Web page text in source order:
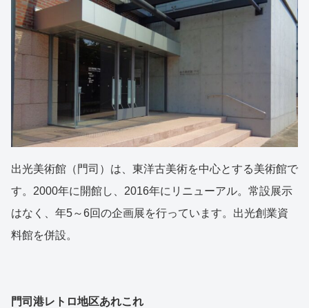
出光美術館（門司）は、東洋古美術を中心とする美術館で
す。2000年に開館し、2016年にリニューアル。常設展示
はなく、年5～6回の企画展を行っています。出光創業資
料館を併設。
門司港レトロ地区あれこれ